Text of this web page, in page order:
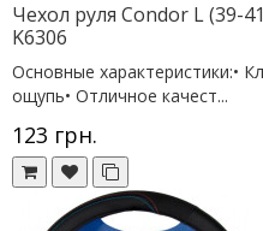
Чехол руля Condor L (39-
K6306
Основные характеристики:•
ощупь• Отличное качест...
123 грн.